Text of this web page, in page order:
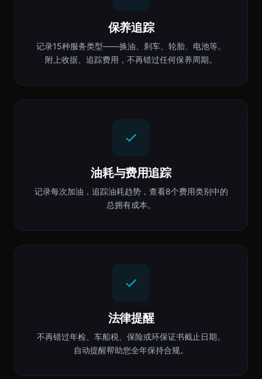
保养追踪
记录15种服务类型——换油、刹车、轮胎、电池等。
附上收据、追踪费用，不再错过任何保养周期。
油耗与费用追踪
记录每次加油，追踪油耗趋势，查看8个费用类别中的
总拥有成本。
法律提醒
不再错过年检、车船税、保险或环保证书截止日期。
自动提醒帮助您全年保持合规。